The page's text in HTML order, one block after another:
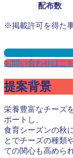
配布数
※掲載許可を得た
幼稚園サンプリン
お問い合わせはこ
提案背景
栄養豊富なチーズ
ポートし、
食育シーズンの秋
とでチーズの種類
ての関心も高めら